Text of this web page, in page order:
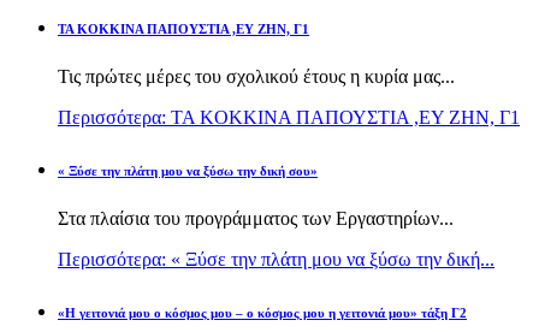
TA KOKKINA ΠΑΠΟΥΣΤΙΑ ,ΕΥ ΖΗΝ, Γ1
Τις πρώτες μέρες του σχολικού έτους η κυρία μας...
Περισσότερα: TA KOKKINA ΠΑΠΟΥΣΤΙΑ ,ΕΥ ΖΗΝ, Γ1
« Ξύσε την πλάτη μου να ξύσω την δική σου»
Στα πλαίσια του προγράμματος των Εργαστηρίων...
Περισσότερα: « Ξύσε την πλάτη μου να ξύσω την δική...
«Η γειτονιά μου ο κόσμος μου – ο κόσμος μου η γειτονιά μου» τάξη Γ2